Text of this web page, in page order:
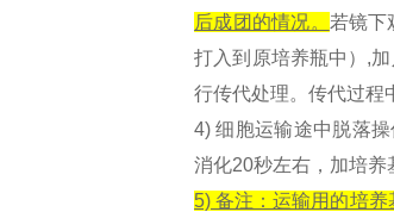
后成团的情况。 若镜下
打入到原培养瓶中）,
行传代处理。传代过程
4) 细胞运输途中脱落
消化20秒左右，加培养
5) 备注：运输用的培